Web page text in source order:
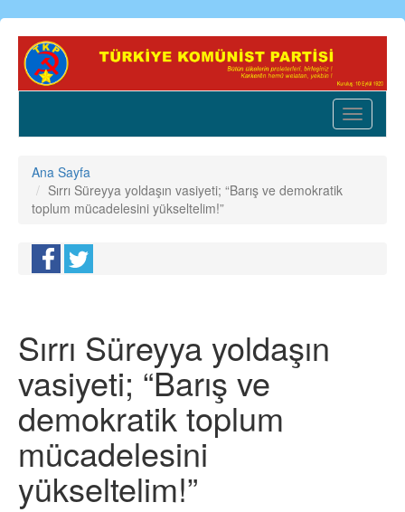
Ana
içeriğe
Toggle
Ana Sayfa
Sırrı Süreyya yoldaşın vasiyeti; “Barış ve demokratik
toplum mücadelesini yükseltelim!”
Sırrı Süreyya yoldaşın
vasiyeti; “Barış ve
demokratik toplum
mücadelesini
yükseltelim!”